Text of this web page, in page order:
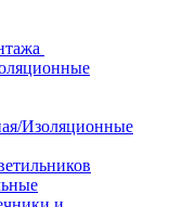
Изоляционные